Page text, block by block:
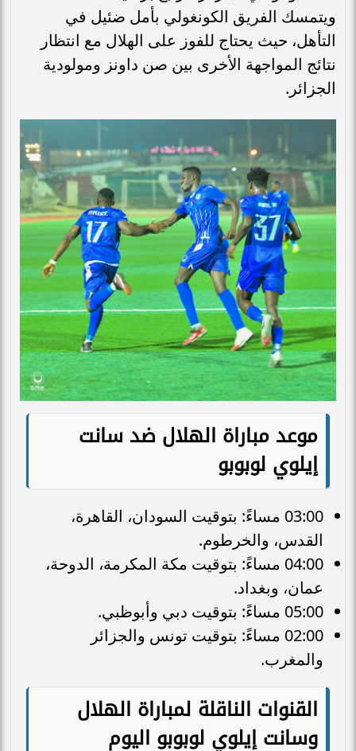
ويتمسك الفريق الكونغولي بأمل ضئيل في
التأهل، حيث يحتاج للفوز على الهلال مع انتظار
نتائج المواجهة الأخرى بين صن داونز ومولودية
الجزائر.
موعد مباراة الهلال ضد سانت
إيلوي لوبوبو
03:00 مساءً: بتوقيت السودان، القاهرة،
القدس، والخرطوم.
04:00 مساءً: بتوقيت مكة المكرمة، الدوحة،
عمان، وبغداد.
05:00 مساءً: بتوقيت دبي وأبوظبي.
02:00 مساءً: بتوقيت تونس والجزائر
والمغرب.
القنوات الناقلة لمباراة الهلال
وسانت إيلوي لوبوبو اليوم